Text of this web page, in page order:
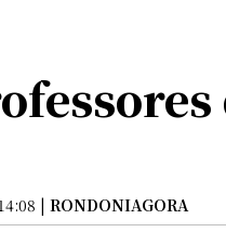
| RONDONIAGORA